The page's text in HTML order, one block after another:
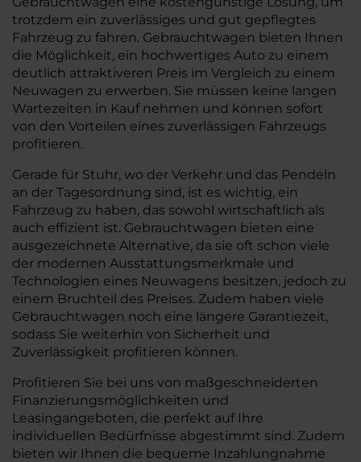
trotzdem ein zuverlässiges und gut gepflegtes
Fahrzeug zu fahren. Gebrauchtwagen bieten Ihnen
die Möglichkeit, ein hochwertiges Auto zu einem
deutlich attraktiveren Preis im Vergleich zu einem
Neuwagen zu erwerben. Sie müssen keine langen
Wartezeiten in Kauf nehmen und können sofort
von den Vorteilen eines zuverlässigen Fahrzeugs
profitieren.
Gerade für Stuhr, wo der Verkehr und das Pendeln
an der Tagesordnung sind, ist es wichtig, ein
Fahrzeug zu haben, das sowohl wirtschaftlich als
auch effizient ist. Gebrauchtwagen bieten eine
ausgezeichnete Alternative, da sie oft schon viele
der modernen Ausstattungsmerkmale und
Technologien eines Neuwagens besitzen, jedoch zu
einem Bruchteil des Preises. Zudem haben viele
Gebrauchtwagen noch eine längere Garantiezeit,
sodass Sie weiterhin von Sicherheit und
Zuverlässigkeit profitieren können.
Profitieren Sie bei uns von maßgeschneiderten
Finanzierungsmöglichkeiten und
Leasingangeboten, die perfekt auf Ihre
individuellen Bedürfnisse abgestimmt sind. Zudem
bieten wir Ihnen die bequeme Inzahlungnahme